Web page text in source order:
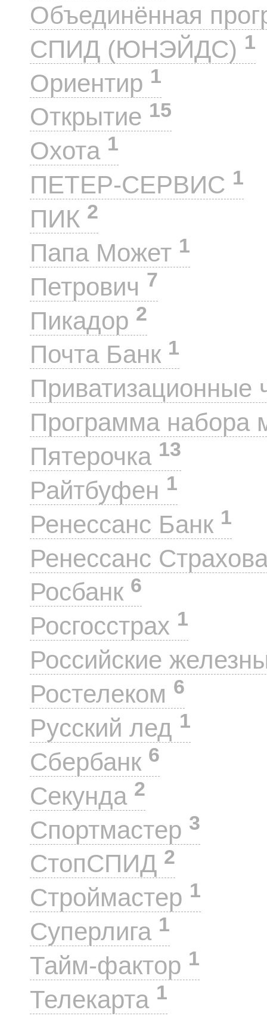
Объединённая
СПИД (ЮНЭЙДС) 1
Ориентир 1
Открытие 15
Охота 1
ПЕТЕР-СЕРВИС 1
ПИК 2
Папа Может 1
Петрович 7
Пикадор 2
Почта Банк 1
Приватизационные
Программа набора
Пятерочка 13
Райтбуфен 1
Ренессанс Банк 1
Ренессанс
Росбанк 6
Росгосстрах 1
Российские
Ростелеком 6
Русский лед 1
Сбербанк 6
Секунда 2
Спортмастер 3
СтопСПИД 2
Строймастер 1
Суперлига 1
Тайм-фактор 1
Телекарта 1